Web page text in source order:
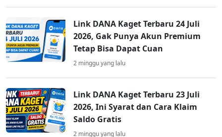
Link DANA Kaget Terbaru 24 Juli
2026, Gak Punya Akun Premium
Tetap Bisa Dapat Cuan
2 minggu yang lalu
Link DANA Kaget Terbaru 23 Juli
2026, Ini Syarat dan Cara Klaim
Saldo Gratis
2 minggu yang lalu